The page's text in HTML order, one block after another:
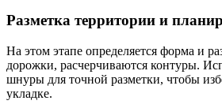
Разметка территории и
На этом этапе определяется форма и
дорожки, расчерчиваются контуры.
шнуры для точной разметки, чтобы
укладке.